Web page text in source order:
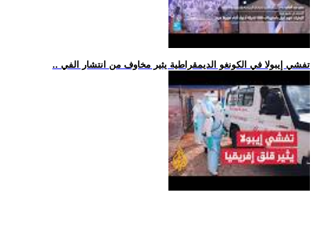
.. تفشي إيبولا في الكونغو الديمقراطية يثير مخاوف من انتشار الفي